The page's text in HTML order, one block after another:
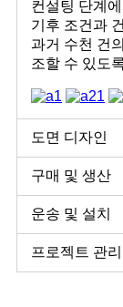
컨설팅 단계
기후 조건과
과거 수천 건
조할 수 있도
도면 디자인
구매 및 생산
운송 및 설치
프로젝트 관리